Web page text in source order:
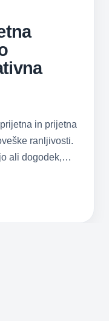
in prijetna
ranljivosti.
ali dogodek,…